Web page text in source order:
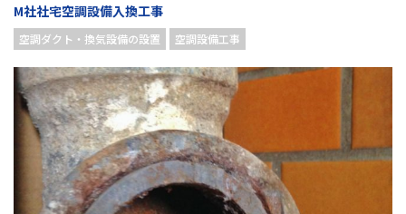
M社社宅空調設備入換工事
空調ダクト・換気設備の設置 空調設備工事